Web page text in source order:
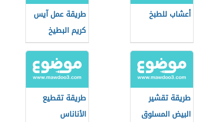
أعشاب للطبخ
طريقة عمل آيس
كريم البطيخ
طريقة تقشير
البيض المسلوق
طريقة تقطيع
الأناناس